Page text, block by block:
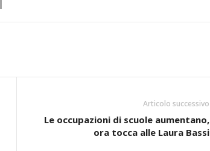
Articolo successivo
Le occupazioni di scuole aumentano,
ora tocca alle Laura Bassi